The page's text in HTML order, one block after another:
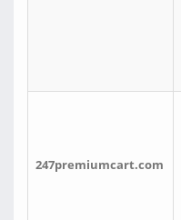
247premiumcart.com